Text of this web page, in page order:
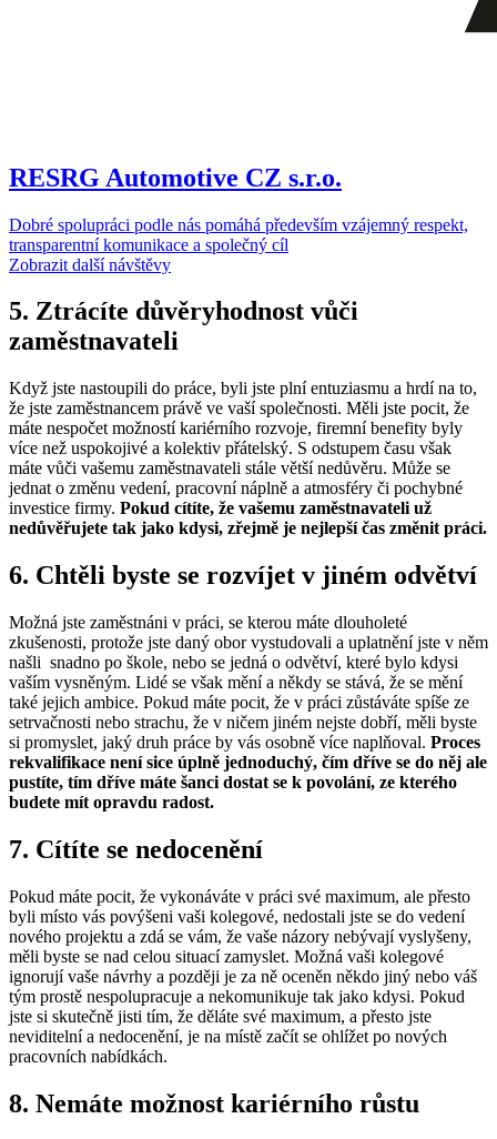
RESRG Automotive CZ s.r.o.
Dobré spolupráci podle nás pomáhá především vzájemný respekt,
transparentní komunikace a společný cíl
Zobrazit další návštěvy
5. Ztrácíte důvěryhodnost vůči
zaměstnavateli
Když jste nastoupili do práce, byli jste plní entuziasmu a hrdí na to,
že jste zaměstnancem právě ve vaší společnosti. Měli jste pocit, že
máte nespočet možností kariérního rozvoje, firemní benefity byly
více než uspokojivé a kolektiv přátelský. S odstupem času však
máte vůči vašemu zaměstnavateli stále větší nedůvěru. Může se
jednat o změnu vedení, pracovní náplně a atmosféry či pochybné
investice firmy. Pokud cítíte, že vašemu zaměstnavateli už
nedůvěřujete tak jako kdysi, zřejmě je nejlepší čas změnit práci.
6. Chtěli byste se rozvíjet v jiném odvětví
Možná jste zaměstnáni v práci, se kterou máte dlouholeté
zkušenosti, protože jste daný obor vystudovali a uplatnění jste v něm
našli snadno po škole, nebo se jedná o odvětví, které bylo kdysi
vaším vysněným. Lidé se však mění a někdy se stává, že se mění
také jejich ambice. Pokud máte pocit, že v práci zůstáváte spíše ze
setrvačnosti nebo strachu, že v ničem jiném nejste dobří, měli byste
si promyslet, jaký druh práce by vás osobně více naplňoval. Proces
rekvalifikace není sice úplně jednoduchý, čím dříve se do něj ale
pustíte, tím dříve máte šanci dostat se k povolání, ze kterého
budete mít opravdu radost.
7. Cítíte se nedocenění
Pokud máte pocit, že vykonáváte v práci své maximum, ale přesto
byli místo vás povýšeni vaši kolegové, nedostali jste se do vedení
nového projektu a zdá se vám, že vaše názory nebývají vyslyšeny,
měli byste se nad celou situací zamyslet. Možná vaši kolegové
ignorují vaše návrhy a později je za ně oceněn někdo jiný nebo váš
tým prostě nespolupracuje a nekomunikuje tak jako kdysi. Pokud
jste si skutečně jisti tím, že děláte své maximum, a přesto jste
neviditelní a nedocenění, je na místě začít se ohlížet po nových
pracovních nabídkách.
8. Nemáte možnost kariérního růstu